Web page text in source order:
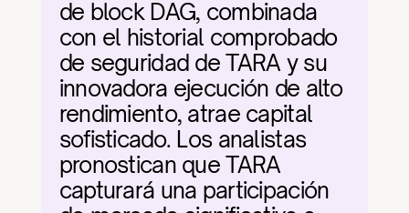
de block DAG, combinada
con el historial comprobado
de seguridad de TARA y su
innovadora ejecución de alto
rendimiento, atrae capital
sofisticado. Los analistas
pronostican que TARA
capturará una participación